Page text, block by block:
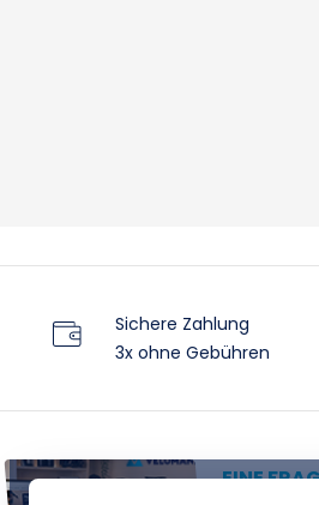
Sichere Zahlung
3x ohne Gebühren
EINE